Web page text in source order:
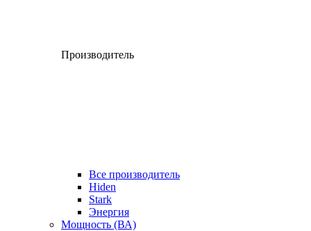
Производитель
Все производитель
Hiden
Stark
Энергия
Мощность (ВА)